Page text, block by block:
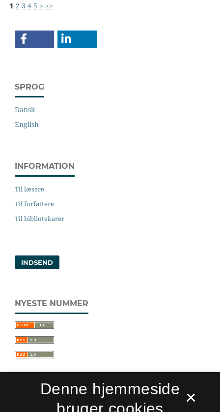
1 2 3 4 5 > >>
SPROG
Dansk
English
INFORMATION
Til læsere
Til forfattere
Til bibliotekarer
INDSEND
NYESTE NUMMER
Sprogforum. Tidsskrift for sprog- og
×
Denne hjemmeside